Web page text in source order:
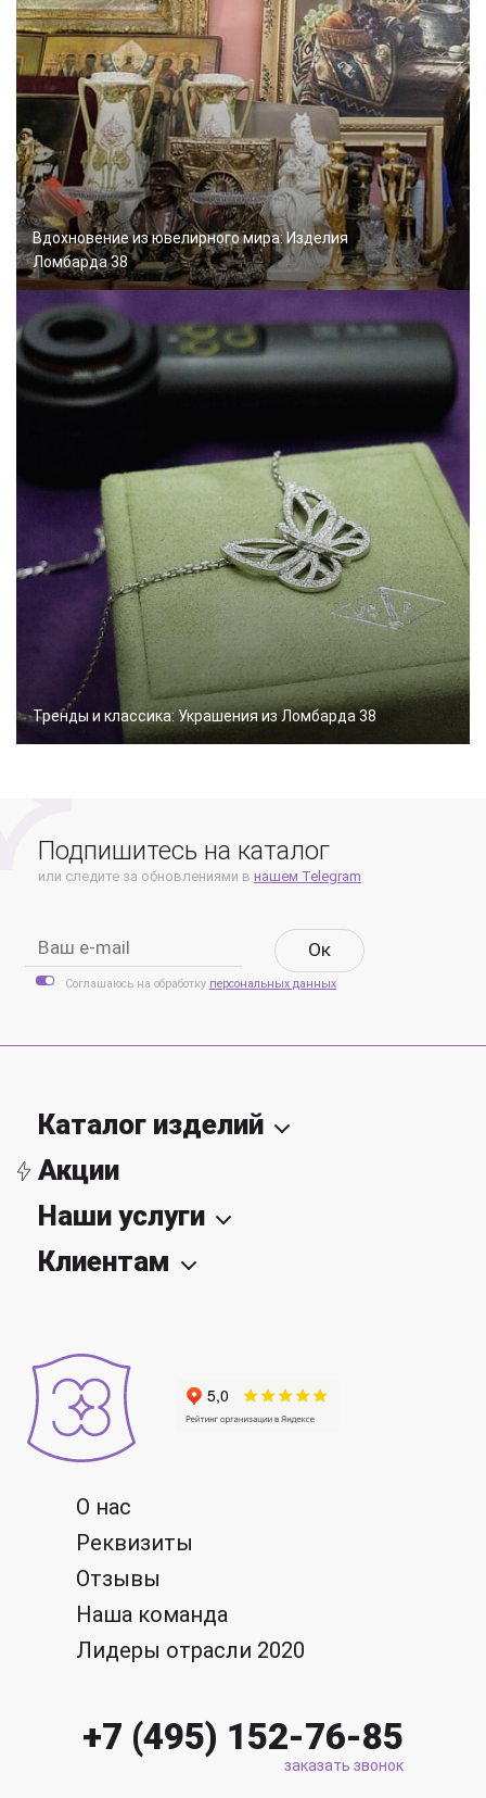
Вдохновение из ювелирного мира: Изделия
Ломбарда 38
Тренды и классика: Украшения из Ломбарда 38
Подпишитесь на каталог
или следите за обновлениями в нашем Telegram
Oк
Соглашаюсь на обработку персональных данных
О нас
Реквизиты
Отзывы
Наша команда
Лидеры отрасли 2020
+7 (495) 152-76-85
заказать звонок
Каталог изделий
Акции
Наши услуги
Клиентам